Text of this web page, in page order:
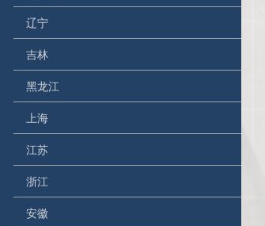
辽宁
吉林
黑龙江
上海
江苏
浙江
安徽